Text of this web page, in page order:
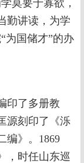
莫要于寡欲，
勤讲读，为学
为国储才”的办
印了多册教
源刻印了《泺
编》。1869
，时任山东巡